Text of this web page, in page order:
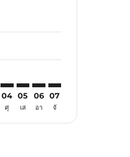
อเสนอ
หาข้อเสนอ
ค้นหาข้อเสนอ
ค้นหาข้อเสนอ
disclaimer. ค้นหาข้อเสนอ
disclaimer. ค้นหาข้อเสนอ
offers-disclaimer. ค้นหาข้อเสนอ
04
ศุ
05
เส
06
อา
07
จั